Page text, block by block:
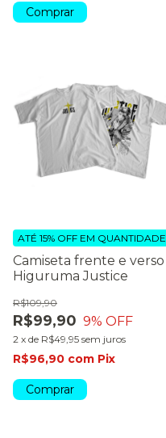
Comprar
Camiseta frente e verso
Higuruma Justice
R$99,90
R$109,90
9% OFF
2 x de R$49,95 sem juros
ATÉ 15% OFF EM QUANTIDADE
R$96,90 com Pix
Comprar